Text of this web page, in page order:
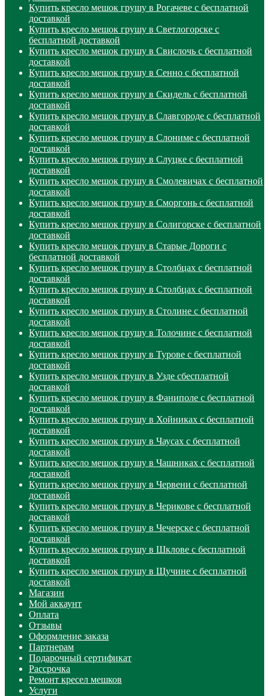
Купить кресло мешок грушу в Рогачеве с бесплатной
доставкой
Купить кресло мешок грушу в Светлогорске с
бесплатной доставкой
Купить кресло мешок грушу в Свислочь с бесплатной
доставкой
Купить кресло мешок грушу в Сенно с бесплатной
доставкой
Купить кресло мешок грушу в Скидель с бесплатной
доставкой
Купить кресло мешок грушу в Славгороде с бесплатной
доставкой
Купить кресло мешок грушу в Слониме с бесплатной
доставкой
Купить кресло мешок грушу в Слуцке с бесплатной
доставкой
Купить кресло мешок грушу в Смолевичах с бесплатной
доставкой
Купить кресло мешок грушу в Сморгонь с бесплатной
доставкой
Купить кресло мешок грушу в Солигорске с бесплатной
доставкой
Купить кресло мешок грушу в Старые Дороги с
бесплатной доставкой
Купить кресло мешок грушу в Столбцах с бесплатной
доставкой
Купить кресло мешок грушу в Столбцах с бесплатной
доставкой
Купить кресло мешок грушу в Столине с бесплатной
доставкой
Купить кресло мешок грушу в Толочине с бесплатной
доставкой
Купить кресло мешок грушу в Турове с бесплатной
доставкой
Купить кресло мешок грушу в Узде сбесплатной
доставкой
Купить кресло мешок грушу в Фаниполе с бесплатной
доставкой
Купить кресло мешок грушу в Хойниках с бесплатной
доставкой
Купить кресло мешок грушу в Чаусах с бесплатной
доставкой
Купить кресло мешок грушу в Чашниках с бесплатной
доставкой
Купить кресло мешок грушу в Червени с бесплатной
доставкой
Купить кресло мешок грушу в Черикове с бесплатной
доставкой
Купить кресло мешок грушу в Чечерске с бесплатной
доставкой
Купить кресло мешок грушу в Шклове с бесплатной
доставкой
Купить кресло мешок грушу в Щучине с бесплатной
доставкой
Магазин
Мой аккаунт
Оплата
Отзывы
Оформление заказа
Партнерам
Подарочный сертификат
Рассрочка
Ремонт кресел мешков
Услуги